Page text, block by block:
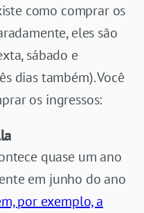
como comprar os
eles são
sábado e
dias também). Você
os ingressos:
quase um ano
em junho do ano
por exemplo, a